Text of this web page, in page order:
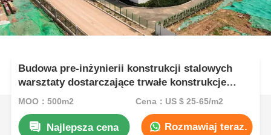
Budowa pre-inżynierii konstrukcji stalowych
warsztaty dostarczające trwałe konstrukcje
stalowe z dostosowywalnymi projektami do
MOQ：500m2 Cena：US $ 25-65/m2
Najlepsza cena Rozmawiaj teraz.